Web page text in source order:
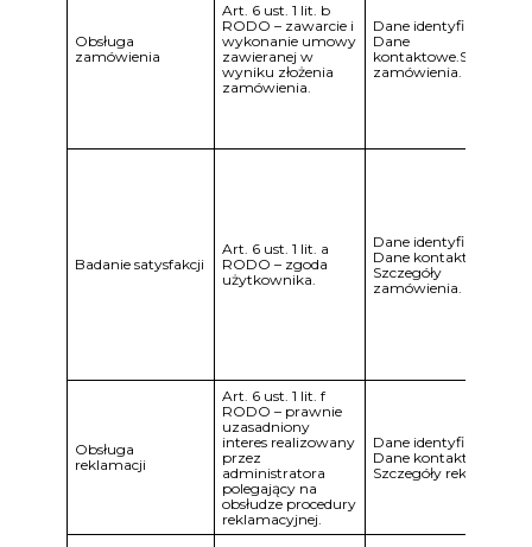
Obsługa
zamówienia
Art. 6 ust. 1 lit. b
RODO – zawarcie i
wykonanie umowy
zawieranej w
wyniku złożenia
zamówienia.
Dane identyfikacyjne.
Dane
kontaktowe.Szczegóły
zamówienia.
Badanie satysfakcji
Art. 6 ust. 1 lit. a
RODO – zgoda
użytkownika.
Dane identyfikacyjne.
Dane kontaktowe.
Szczegóły
zamówienia.
Obsługa
reklamacji
Art. 6 ust. 1 lit. f
RODO – prawnie
uzasadniony
interes realizowany
przez
administratora
polegający na
obsłudze procedury
reklamacyjnej.
Dane identyfikacyjne.
Dane kontaktowe.
Szczegóły reklamacji.